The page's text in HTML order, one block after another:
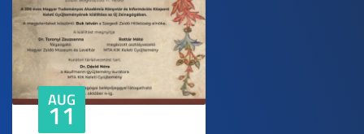
AUG
11